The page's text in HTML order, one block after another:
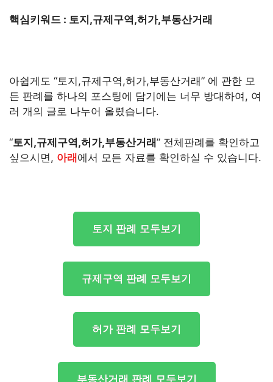
핵심키워드 : 토지,규제구역,허가,부동산거래
아쉽게도 “토지,규제구역,허가,부동산거래” 에 관한 모
든 판례를 하나의 포스팅에 담기에는 너무 방대하여, 여
러 개의 글로 나누어 올렸습니다.
“토지,규제구역,허가,부동산거래” 전체판례를 확인하고
싶으시면, 아래에서 모든 자료를 확인하실 수 있습니다.
토지 판례 모두보기
규제구역 판례 모두보기
허가 판례 모두보기
부동산거래 판례 모두보기